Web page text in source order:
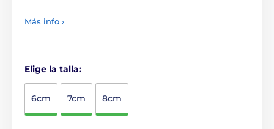
Más info ›
Elige la talla:
6cm 7cm 8cm